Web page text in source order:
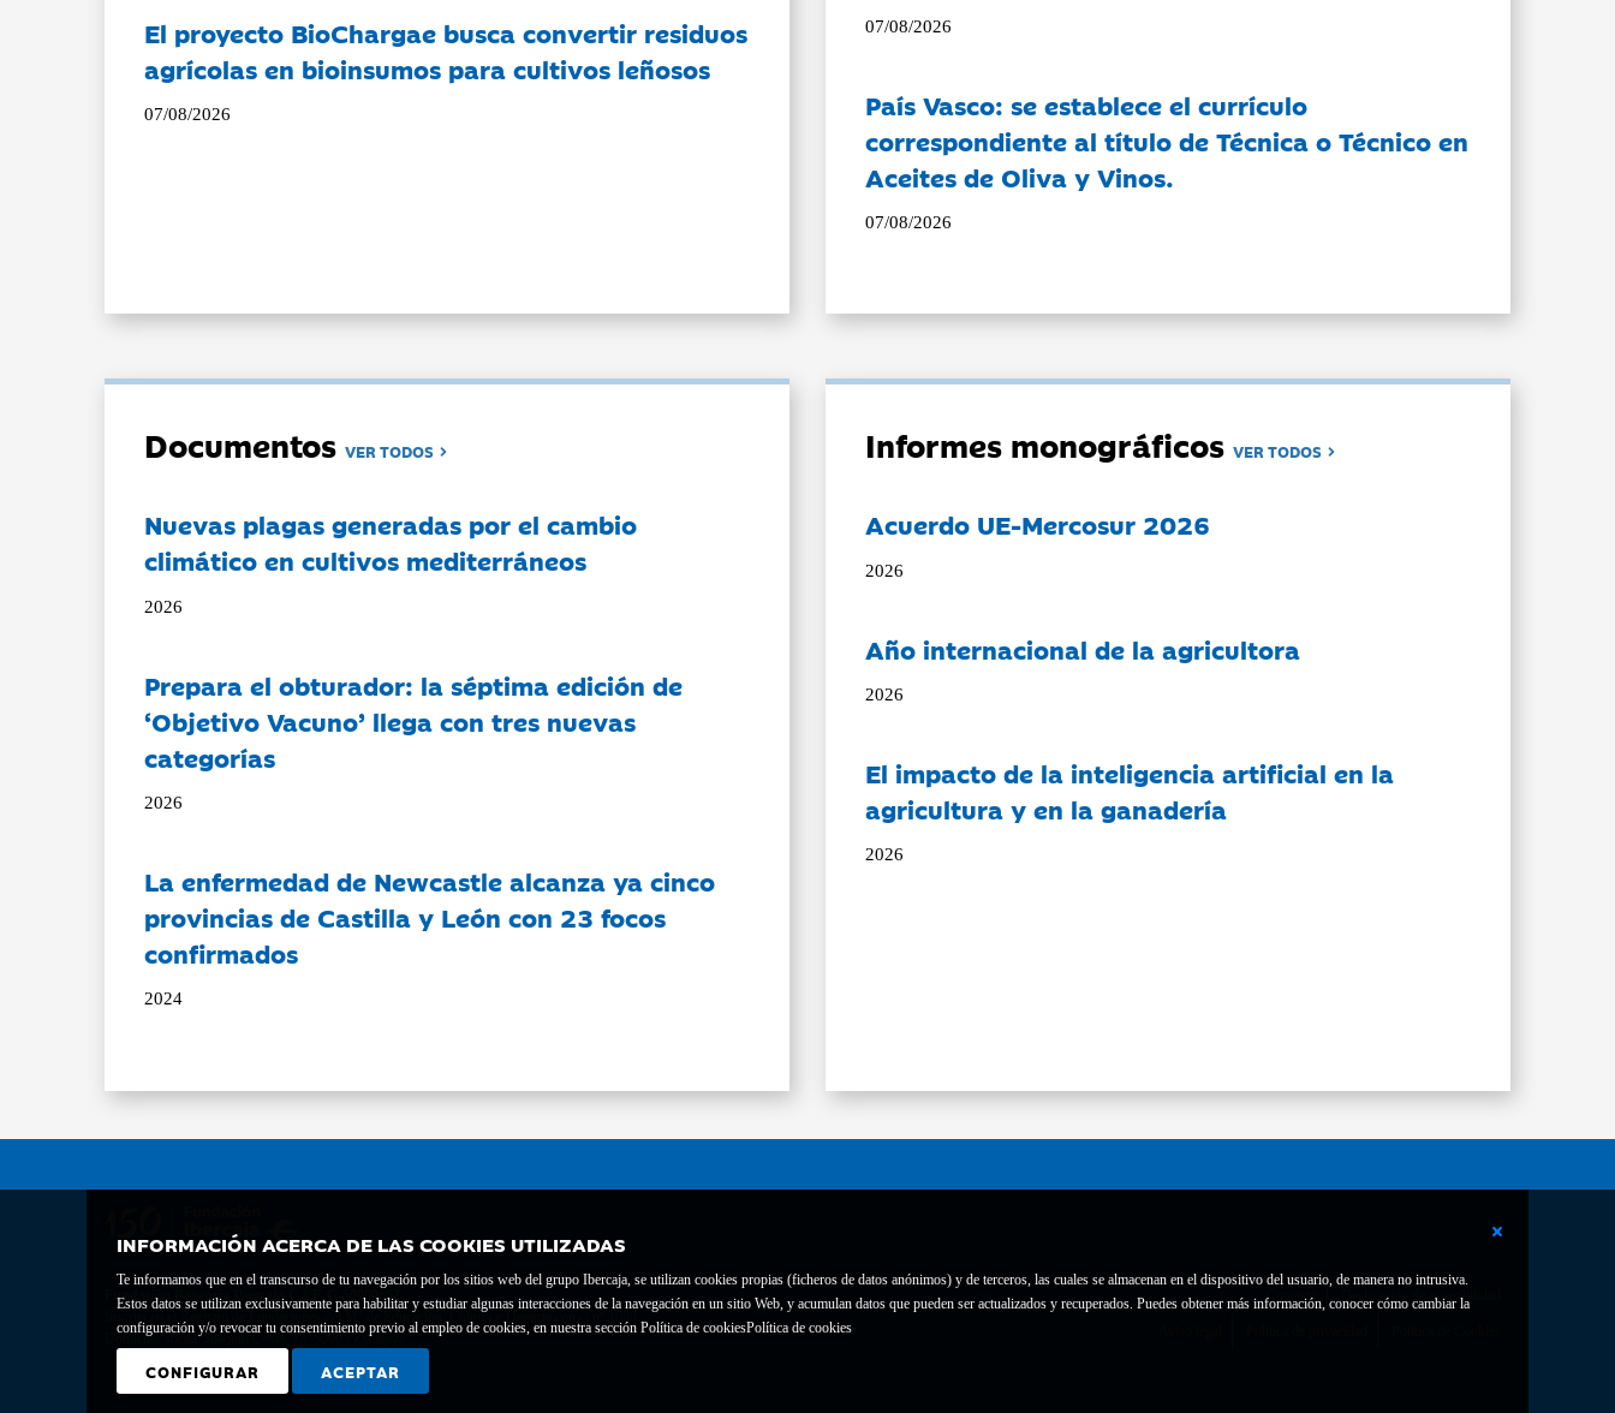
INFORMACIÓN ACERCA DE LAS COOKIES UTILIZADAS
Te informamos que en el transcurso de tu navegación por los sitios web del grupo Ibercaja, se utilizan cookies propias (ficheros de datos anónimos) y de terceros, las cuales se almacenan en el dispositivo del usuario, de manera no intrusiva.
Estos datos se utilizan exclusivamente para habilitar y estudiar algunas interacciones de la navegación en un sitio Web, y acumulan datos que pueden ser actualizados y recuperados. Puedes obtener más información, conocer cómo cambiar la
configuración y/o revocar tu consentimiento previo al empleo de cookies, en nuestra sección Política de cookiesPolítica de cookies
CONFIGURAR ACEPTAR
El proyecto BioChargae busca convertir residuos
agrícolas en bioinsumos para cultivos leñosos
07/08/2026
07/08/2026
País Vasco: se establece el currículo
correspondiente al título de Técnica o Técnico en
Aceites de Oliva y Vinos.
07/08/2026
DocumentosVER TODOS
Nuevas plagas generadas por el cambio
climático en cultivos mediterráneos
2026
Prepara el obturador: la séptima edición de
‘Objetivo Vacuno’ llega con tres nuevas
categorías
2026
La enfermedad de Newcastle alcanza ya cinco
provincias de Castilla y León con 23 focos
confirmados
2024
Informes monográficosVER TODOS
Acuerdo UE-Mercosur 2026
2026
Año internacional de la agricultora
2026
El impacto de la inteligencia artificial en la
agricultura y en la ganadería
2026
Fundación Bancaria Ibercaja C.I.F. G-50000652.
Inscrita en el Registro de Fundaciones del Mº de Educación, Cultura y Deporte con el nº 1689.
Domicilio social: Joaquín Costa, 13. 50001 Zaragoza.
Contacto Declaración de accesibilidad